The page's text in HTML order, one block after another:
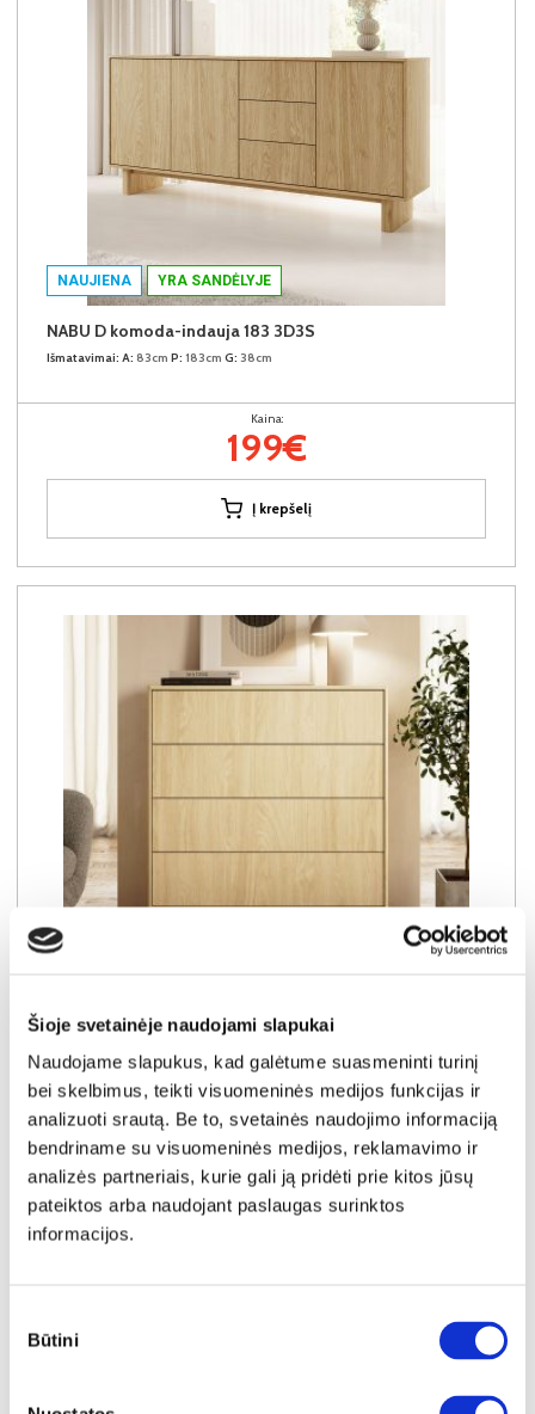
Šioje svetainėje naudojami slapukai
Naudojame slapukus, kad galėtume suasmeninti turinį
bei skelbimus, teikti visuomeninės medijos funkcijas ir
analizuoti srautą. Be to, svetainės naudojimo informaciją
bendriname su visuomeninės medijos, reklamavimo ir
analizės partneriais, kurie gali ją pridėti prie kitos jūsų
pateiktos arba naudojant paslaugas surinktos
informacijos.
pasirinkimas
Būtini
NAUJIENA YRA SANDĖLYJE
NABU D komoda-indauja 183 3D3S
Išmatavimai: A: 83cm P: 183cm G: 38cm
Kaina:
199€
Į krepšelį
NAUJIENA
Išmatavimai: A:104cmP:93cmG:38cm
Kaina:
159€
Į krepšelį